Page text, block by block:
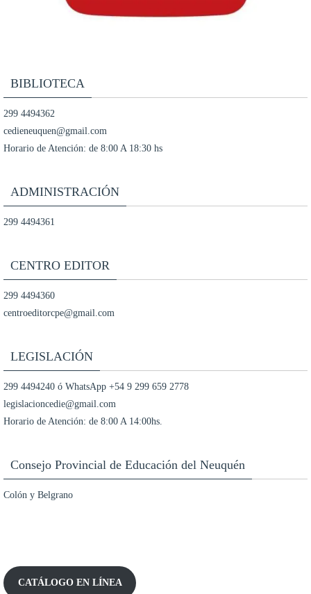
BIBLIOTECA
299 4494362
cedieneuquen@gmail.com
Horario de Atención: de 8:00 A 18:30 hs
ADMINISTRACIÓN
299 4494361
CENTRO EDITOR
299 4494360
centroeditorcpe@gmail.com
LEGISLACIÓN
299 4494240 ó WhatsApp +54 9 299 659 2778
legislacioncedie@gmail.com
Horario de Atención: de 8:00 A 14:00hs.
Consejo Provincial de Educación del Neuquén
Colón y Belgrano
CATÁLOGO EN LÍNEA